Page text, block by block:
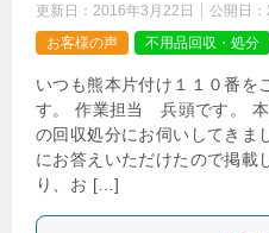
更新日： 2016年3月22日 公開日：
お客様の声
不用品回収・処分
いつも熊本片付け１１０番を
す。 作業担当 兵頭です。
の回収処分にお伺いしてきま
にお答えいただけたので掲
り、お […]